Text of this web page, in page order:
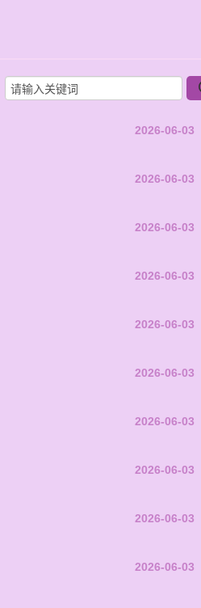
2026-06-03
2026-06-03
2026-06-03
2026-06-03
2026-06-03
2026-06-03
2026-06-03
2026-06-03
2026-06-03
2026-06-03